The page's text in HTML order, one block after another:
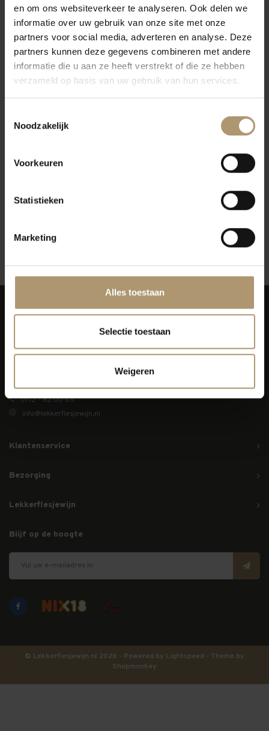
en om ons websiteverkeer te analyseren. Ook delen we
informatie over uw gebruik van onze site met onze
partners voor social media, adverteren en analyse. Deze
partners kunnen deze gegevens combineren met andere
informatie die u aan ze heeft verstrekt of die ze hebben
verzameld op basis van uw gebruik van hun services.
Noodzakelijk
Voorkeuren
Statistieken
Marketing
Alles toestaan
Selectie toestaan
Weigeren
Piemonte Puglia
0172 - 82 00 65
info@lekkerflesjewijn.nl
Klantenservice
Bezorging
Lekkerflesjewijn
Blijf op de hoogte
© Lekkerflesjewijn.nl 2026 - Powered by Lightspeed - Theme by
Shopmonkey